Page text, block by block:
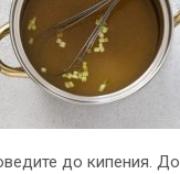
до кипения.